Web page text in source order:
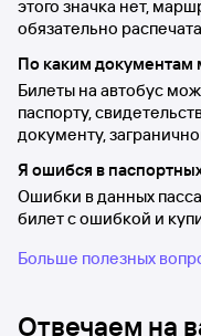
этого значка нет,
обязательно
По каким документам
Билеты на автобус
паспорту,
документу,
Я ошибся в
Ошибки в данных
билет с ошибкой и
Больше полезных
Отвечаем на